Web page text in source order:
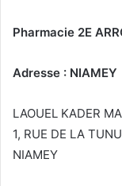
Pharmacie 2E
Adresse : NIAMEY
LAOUEL KADER
1, RUE DE LA
NIAMEY